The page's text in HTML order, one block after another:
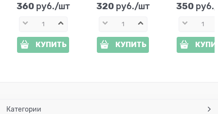
360 руб./шт
КУПИТЬ
320 руб./шт
КУПИТЬ
350
Категории